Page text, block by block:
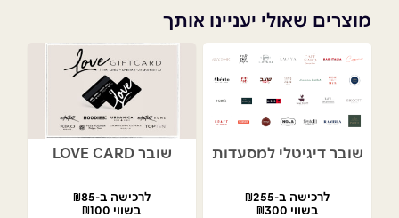
מוצרים שאולי יעניינו אותך
שובר דיגיטלי למסעדות
לרכישה ב-₪255
בשווי ₪300
שובר LOVE CARD
לרכישה ב-₪85
בשווי ₪100